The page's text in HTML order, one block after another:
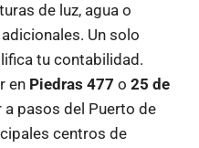
de luz, agua o
Un solo
tu contabilidad.
en Piedras 477 o25 de
pasos del Puerto de
centros de